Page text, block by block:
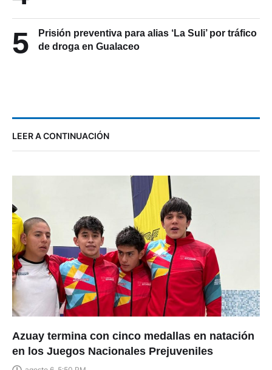
5
Prisión preventiva para alias ‘La Suli’ por tráfico
de droga en Gualaceo
LEER A CONTINUACIÓN
Azuay termina con cinco medallas en natación
en los Juegos Nacionales Prejuveniles